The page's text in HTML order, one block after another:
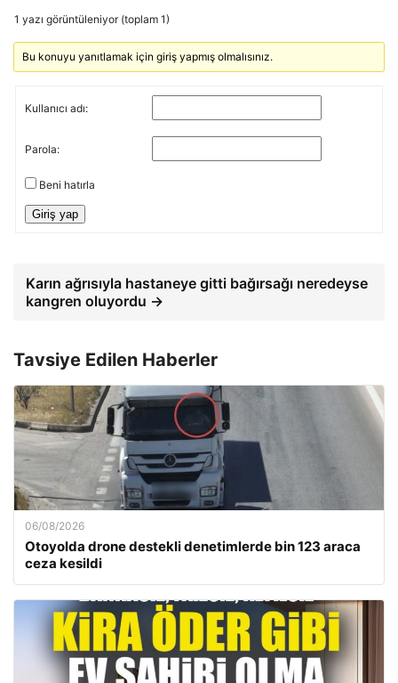
1 yazı görüntüleniyor (toplam 1)
Bu konuyu yanıtlamak için giriş yapmış olmalısınız.
Kullanıcı adı:
Parola:
Beni hatırla
Giriş yap
Karın ağrısıyla hastaneye gitti bağırsağı neredeyse
kangren oluyordu →
Tavsiye Edilen Haberler
06/08/2026
Otoyolda drone destekli denetimlerde bin 123 araca
ceza kesildi